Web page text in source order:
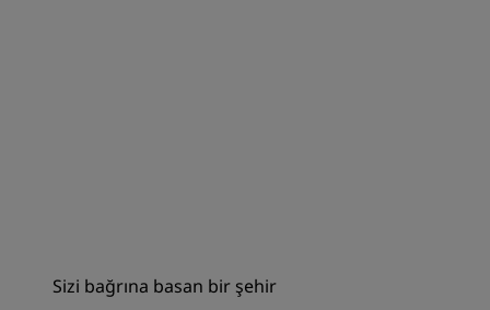
Sizi bağrına basan bir şehir